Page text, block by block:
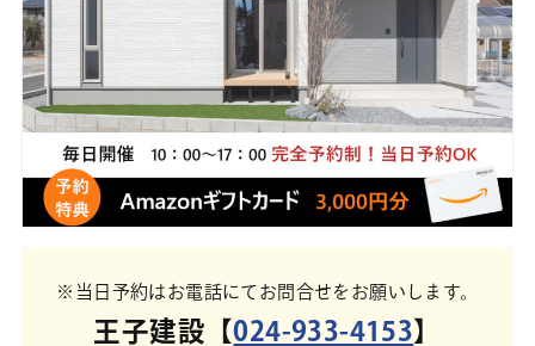
※当日予約はお電話にてお問合せをお願いします。
王子建設【024-933-4153】